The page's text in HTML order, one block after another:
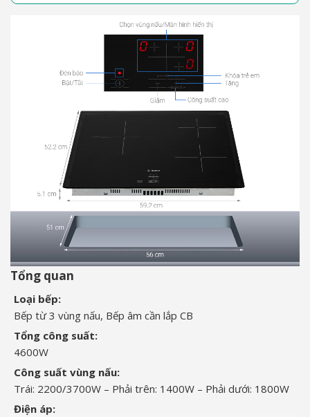
Tổng quan
Loại bếp:
Bếp từ 3 vùng nấu, Bếp âm cần lắp CB
Tổng công suất:
4600W
Công suất vùng nấu:
Trái: 2200/3700W – Phải trên: 1400W – Phải dưới: 1800W
Điện áp: